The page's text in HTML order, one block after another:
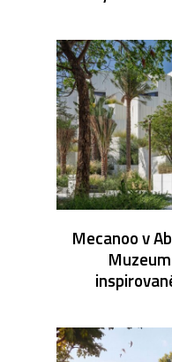
Mecanoo v